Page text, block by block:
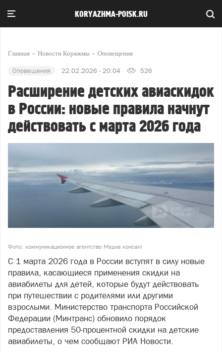
KORYAZHMA-POISK.RU
Главная Новости Коряжмы Оповещения
Оповещения 22.02.2026 - 20:04 526
Расширение детских авиаскидок
в России: новые правила начнут
действовать с марта 2026 года
Фото: коммуникационное агентство Медиа консалт
С 1 марта 2026 года в России вступят в силу новые
правила, касающиеся применения скидки на
авиабилеты для детей, которые будут действовать
при путешествии с родителями или другими
взрослыми. Министерство транспорта Российской
Федерации (Минтранс) обновило порядок
предоставления 50-процентной скидки на детские
авиабилеты, о чем сообщают РИА Новости.